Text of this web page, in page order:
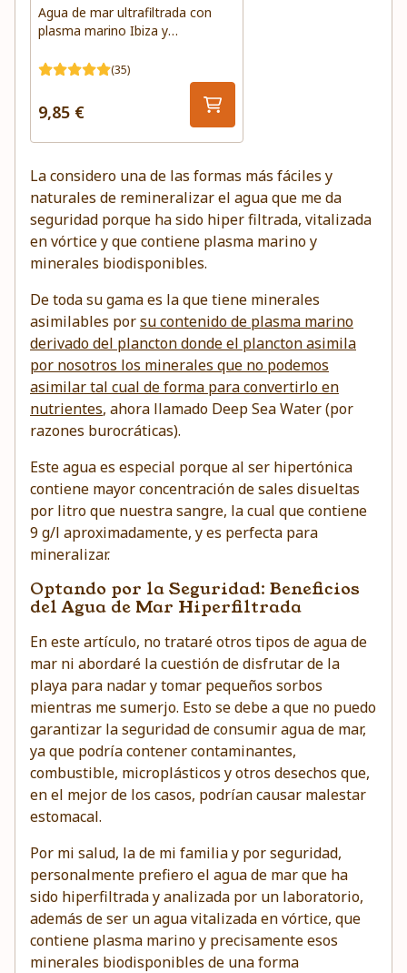
Agua de mar ultrafiltrada con
plasma marino Ibiza y
(35)
9,85 €
La considero una de las formas más fáciles y
naturales de remineralizar el agua que me da
seguridad porque ha sido hiper filtrada, vitalizada
en vórtice y que contiene plasma marino y
minerales biodisponibles.
De toda su gama es la que tiene minerales
asimilables porsu contenido de plasma marino
derivado del plancton donde el plancton asimila
por nosotros los minerales que no podemos
asimilar tal cual de forma para convertirlo en
nutrientes, ahora llamado Deep Sea Water (por
razones burocráticas).
Este agua es especial porque al ser hipertónica
contiene mayor concentración de sales disueltas
por litro que nuestra sangre, la cual que contiene
9 g/l aproximadamente, y es perfecta para
mineralizar.
Optando por la Seguridad: Beneficios
del Agua de Mar Hiperfiltrada
En este artículo, no trataré otros tipos de agua de
mar ni abordaré la cuestión de disfrutar de la
playa para nadar y tomar pequeños sorbos
mientras me sumerjo. Esto se debe a que no puedo
garantizar la seguridad de consumir agua de mar,
ya que podría contener contaminantes,
combustible, microplásticos y otros desechos que,
en el mejor de los casos, podrían causar malestar
estomacal.
Por mi salud, la de mi familia y por seguridad,
personalmente prefiero el agua de mar que ha
sido hiperfiltrada y analizada por un laboratorio,
además de ser un agua vitalizada en vórtice, que
contiene plasma marino y precisamente esos
minerales biodisponibles de una forma